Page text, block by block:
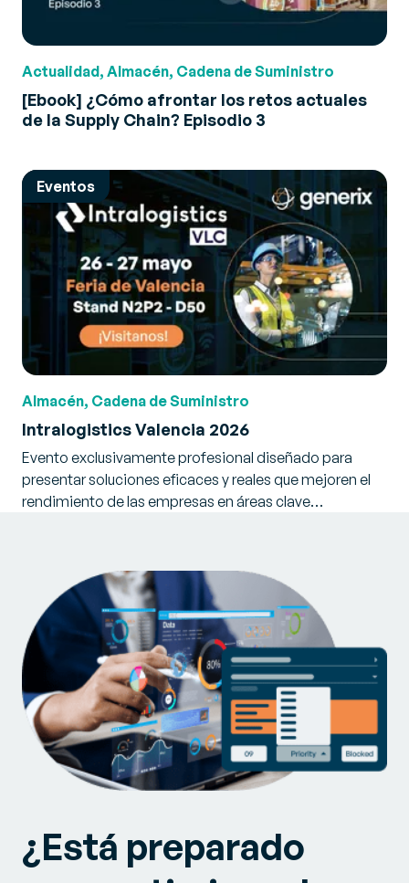
Actualidad, Almacén, Cadena de Suministro
[Ebook] ¿Cómo afrontar los retos actuales
de la Supply Chain? Episodio 3
Eventos
Almacén, Cadena de Suministro
Intralogistics Valencia 2026
Evento exclusivamente profesional diseñado para
presentar soluciones eficaces y reales que mejoren el
rendimiento de las empresas en áreas clave…
¿Está preparado